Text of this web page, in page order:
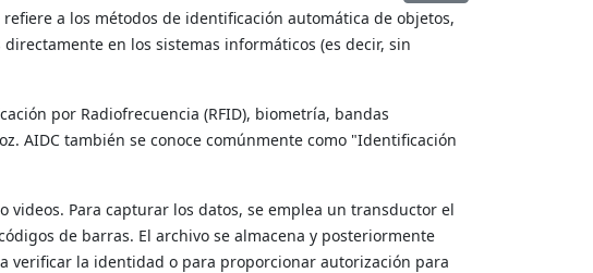
a los métodos de identificación automática de objetos,
en los sistemas informáticos (es decir, sin
por Radiofrecuencia (RFID), biometría, bandas
AIDC también se conoce comúnmente como "Identificación
Para capturar los datos, se emplea un transductor el
de barras. El archivo se almacena y posteriormente
verificar la identidad o para proporcionar autorización para